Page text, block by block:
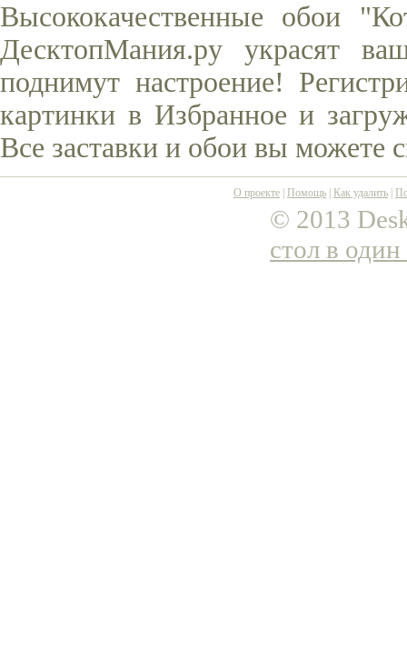
Высококачественные обои
ДесктопМания.ру украсят
поднимут настроение!
картинки в Избранное и
Все заставки и обои вы можете
О проекте Помощь Как удалить
© 2013
стол в